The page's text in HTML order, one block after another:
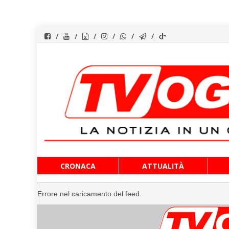
al
contenuto
CRONACA ATTUALITÀ
Errore nel caricamento del feed.